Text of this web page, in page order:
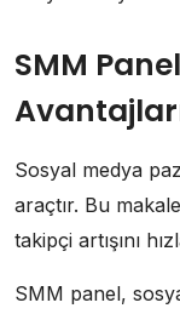
SMM
Sosyal medya
araçtır. Bu
takipçi artışını
SMM panel,